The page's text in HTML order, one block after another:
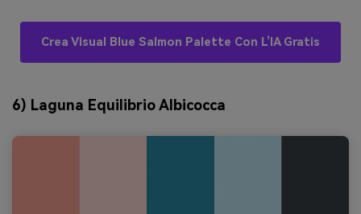
Crea Visual Blue Salmon Palette Con L’IA Gratis
6) Laguna Equilibrio Albicocca